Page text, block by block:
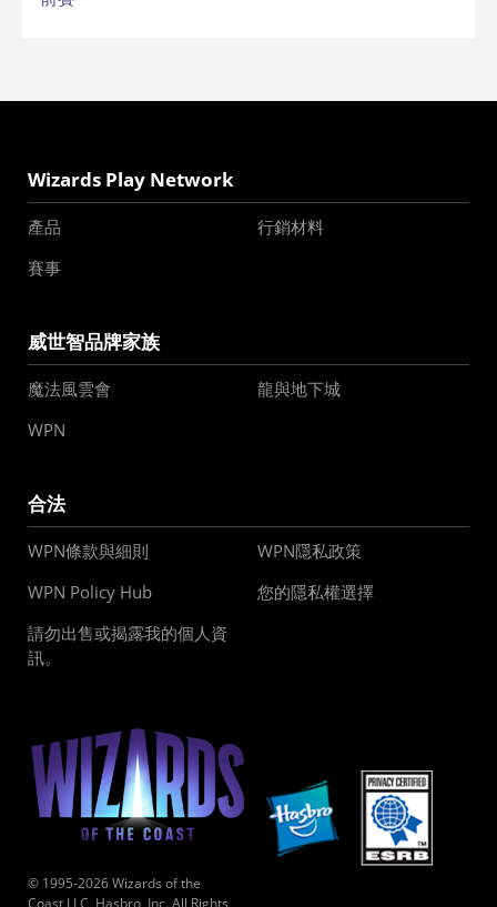
Wizards Play Network
產品
行銷材料
賽事
威世智品牌家族
魔法風雲會
龍與地下城
WPN
合法
WPN條款與細則
WPN隱私政策
WPN Policy Hub
您的隱私權選擇
請勿出售或揭露我的個人資
訊。
© 1995-2026 Wizards of the